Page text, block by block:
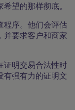
望的那样彻底。
程序。他们会评估
并要求客户和商家
证明交易合法性时
有强有力的证明文